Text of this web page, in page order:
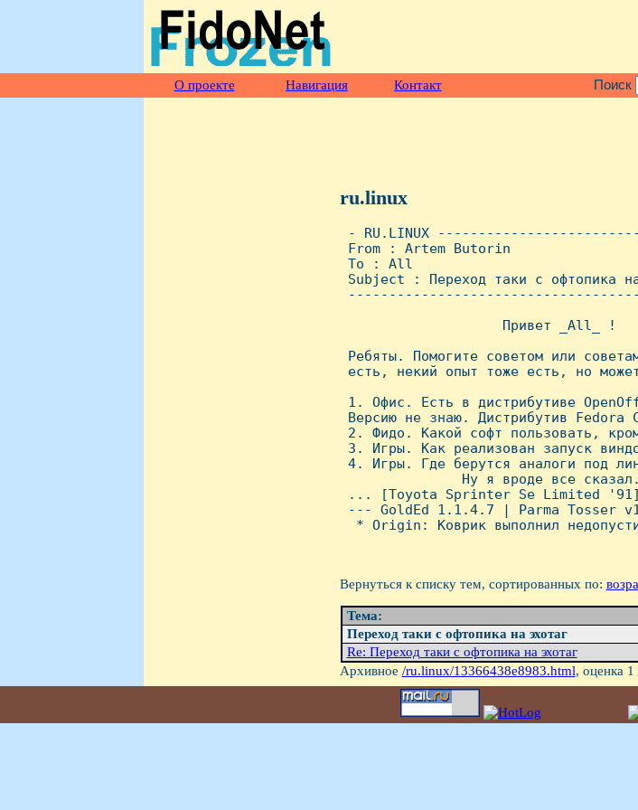
О проекте Навигация Контакт Поиск
ru.linux
- RU.LINUX
From : Artem Butorin
To : All
Subject : Переход таки с офтопика
                    Привет _All_ !
Ребяты. Помогите советом или
есть, некий опыт тоже есть, но
1. Офис. Есть в дистрибутиве
Версию не знаю. Дистрибутив Fedora
2. Фидо. Какой софт пользовать,
3. Игры. Как реализован запуск
4. Игры. Где берутся аналоги под
Hу я вроде все
... [Toyota Sprinter Se Limited
--- GoldEd 1.1.4.7 | Parma Tosser
* Origin: Коврик выполнил
Вернуться к списку тем, сортированных по:
Тема:
Переход таки с офтопика на эхотаг
Re: Переход таки с офтопика на эхотаг
Архивное /ru.linux/13366438e8983.html, оценка 1